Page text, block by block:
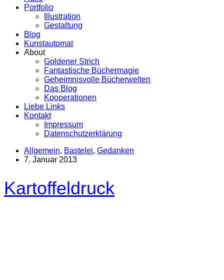
Portfolio
Illustration
Gestaltung
Blog
Kunstautomat
About
Goldener Strich
Fantastische Büchermagie
Geheimnisvolle Bücherwelten
Das Blog
Kooperationen
Liebe Links
Kontakt
Impressum
Datenschutzerklärung
Allgemein, Bastelei, Gedanken
7. Januar 2013
Kartoffeldruck